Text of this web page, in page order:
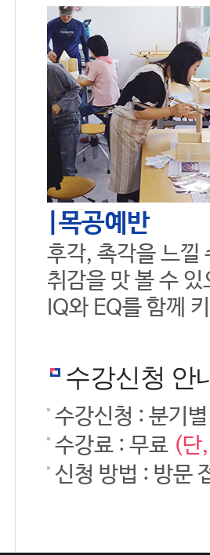
|목공예반
후각, 촉각을 느낄
취감을 맛 볼 수 있
IQ와 EQ를 함께
수강신청 안
수강신청 : 분기
수강료 : 무료 (단
신청 방법 : 방문